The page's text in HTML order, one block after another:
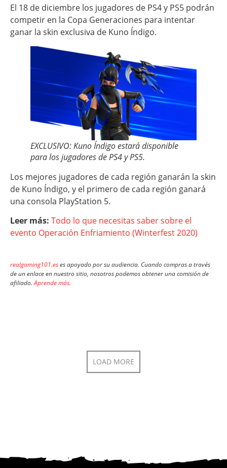
El 18 de diciembre los jugadores de PS4 y PS5 podrán
competir en la Copa Generaciones para intentar
ganar la skin exclusiva de Kuno Índigo.
EXCLUSIVO: Kuno Índigo estará disponible
para los jugadores de PS4 y PS5.
Los mejores jugadores de cada región ganarán la skin
de Kuno Índigo, y el primero de cada región ganará
una consola PlayStation 5.
Leer más: Todo lo que necesitas saber sobre el
evento Operación Enfriamiento (Winterfest 2020)
realgaming101.eses apoyado por su audiencia. Cuando compras a través
de un enlace en nuestro sitio, nosotros podemos obtener una comisión de
afiliado.Aprende más.
LOAD MORE